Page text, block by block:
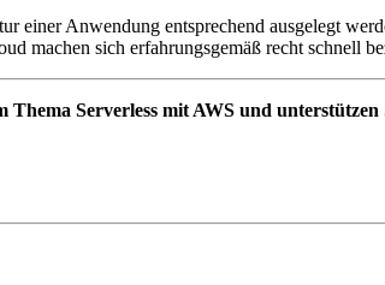
einer Anwendung entsprechend ausgelegt
machen sich erfahrungsgemäß recht schnell
Thema Serverless mit AWS und